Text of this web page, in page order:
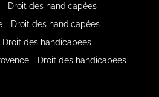
Droit des handicapées
- Droit des handicapées
des handicapées
- Droit des handicapées